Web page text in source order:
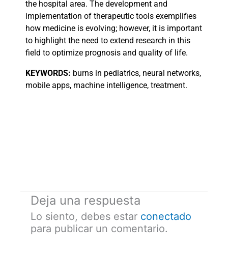
the hospital area. The development and
implementation of therapeutic tools exemplifies
how medicine is evolving; however, it is important
to highlight the need to extend research in this
field to optimize prognosis and quality of life.
KEYWORDS: burns in pediatrics, neural networks,
mobile apps, machine intelligence, treatment.
Deja una respuesta
Lo siento, debes estar conectado
para publicar un comentario.